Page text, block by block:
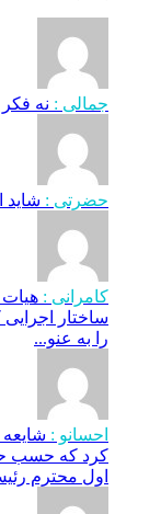
جمالی : نه
حضرتی : شاید
کامرانی : هیات
را به عنو...
احسانو :
کرد که حسب
اول محترم